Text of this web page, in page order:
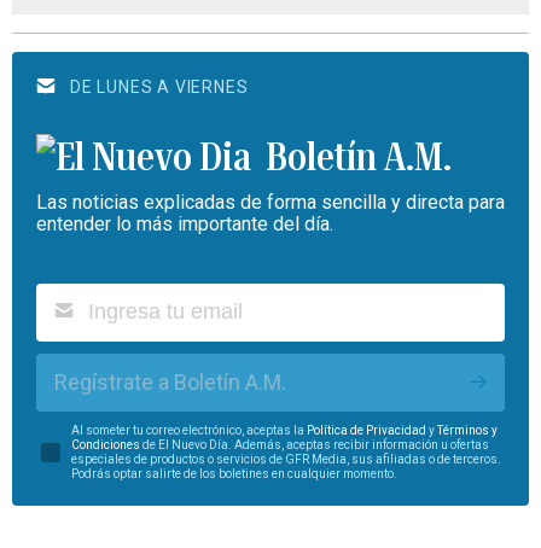
DE LUNES A VIERNES
Boletín A.M.
Las noticias explicadas de forma sencilla y directa para
entender lo más importante del día.
Regístrate a Boletín A.M.
Al someter tu correo electrónico, aceptas la Política de Privacidad yTérminos y
Condiciones de El Nuevo Día. Además, aceptas recibir información u ofertas
especiales de productos o servicios de GFR Media, sus afiliadas o de terceros.
Podrás optar salirte de los boletines en cualquier momento.